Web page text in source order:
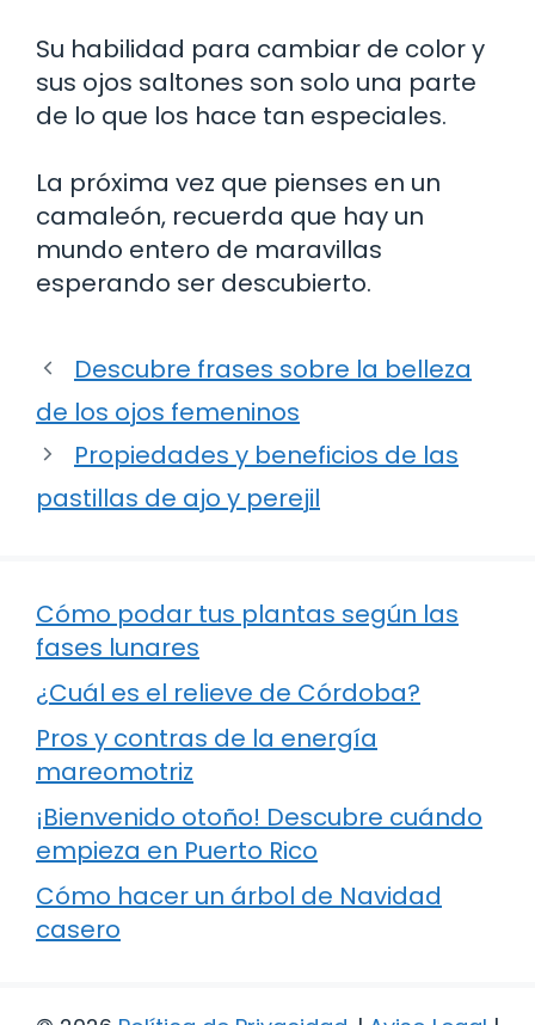
Su habilidad para cambiar de color y
sus ojos saltones son solo una parte
de lo que los hace tan especiales.
La próxima vez que pienses en un
camaleón, recuerda que hay un
mundo entero de maravillas
esperando ser descubierto.
Descubre frases sobre la belleza
de los ojos femeninos
Propiedades y beneficios de las
pastillas de ajo y perejil
Cómo podar tus plantas según las
fases lunares
¿Cuál es el relieve de Córdoba?
Pros y contras de la energía
mareomotriz
¡Bienvenido otoño! Descubre cuándo
empieza en Puerto Rico
Cómo hacer un árbol de Navidad
casero